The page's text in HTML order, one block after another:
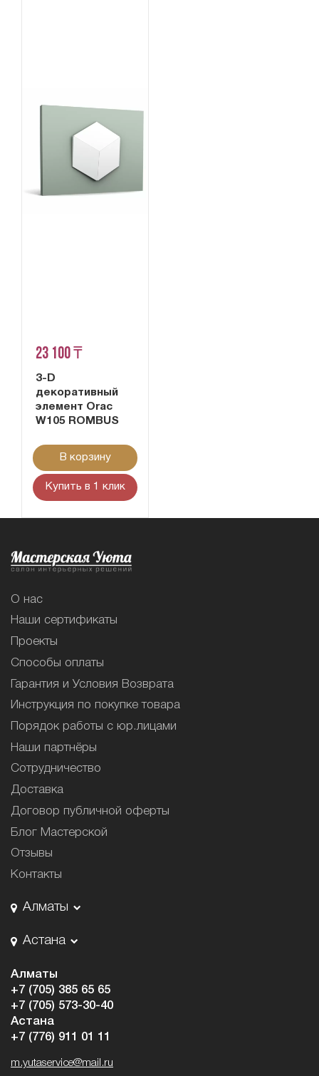
23 100 ₸
3-D
декоративный
элемент Orac
W105 ROMBUS
В корзину
Купить в 1 клик
О нас
Наши сертификаты
Проекты
Способы оплаты
Гарантия и Условия Возврата
Инструкция по покупке товара
Порядок работы с юр.лицами
Наши партнёры
Сотрудничество
Доставка
Договор публичной оферты
Блог Мастерской
Отзывы
Контакты
Алматы
Астана
Алматы
+7 (705) 385 65 65
+7 (705) 573-30-40
Астана
+7 (776) 911 01 11
m.yutaservice@mail.ru